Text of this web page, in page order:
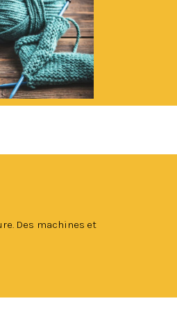
Des machines et